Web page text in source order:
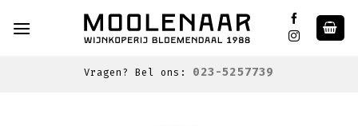
to
Vragen? Bel ons: 023-5257739